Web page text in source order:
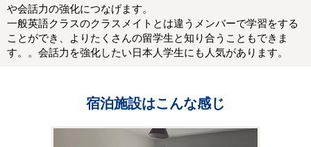
や会話力の強化につなげます。
一般英語クラスのクラスメイトとは違うメンバーで学習をする
ことができ、よりたくさんの留学生と知り合うこともできま
す。。会話力を強化したい日本人学生にも人気があります。
宿泊施設はこんな感じ